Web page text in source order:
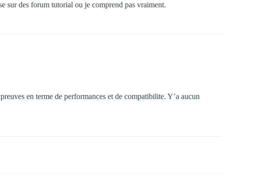
sur des forum tutorial ou je comprend pas vraiment.
en terme de performances et de compatibilite. Y’a aucun